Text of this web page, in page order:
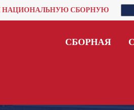
НАЦИОНАЛЬНУЮ СБОРНУЮ
СБОРНАЯ